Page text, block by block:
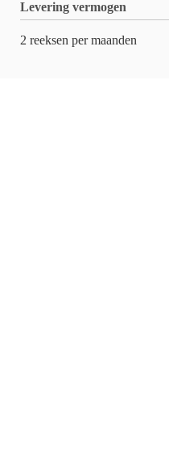
Levering vermogen
2 reeksen per maanden